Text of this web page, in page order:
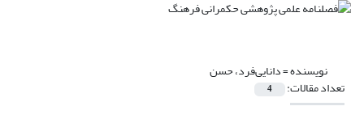
نویسنده =دانایی‌فرد، حسن
تعداد مقالات: 4